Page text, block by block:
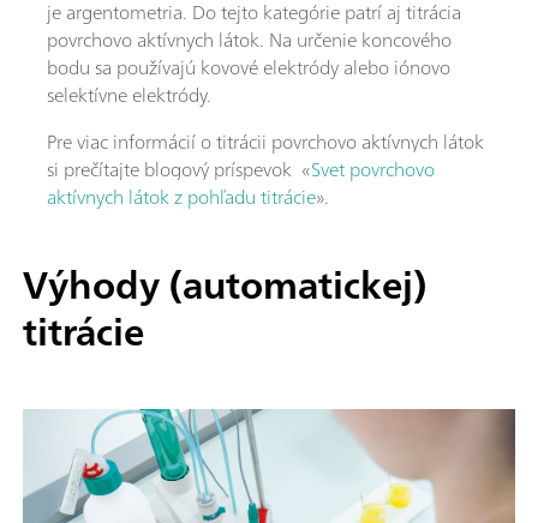
je argentometria. Do tejto kategórie patrí aj titrácia
povrchovo aktívnych látok. Na určenie koncového
bodu sa používajú kovové elektródy alebo iónovo
selektívne elektródy.
Pre viac informácií o titrácii povrchovo aktívnych látok
si prečítajte blogový príspevok «Svet povrchovo
aktívnych látok z pohľadu titrácie».
Výhody (automatickej)
titrácie